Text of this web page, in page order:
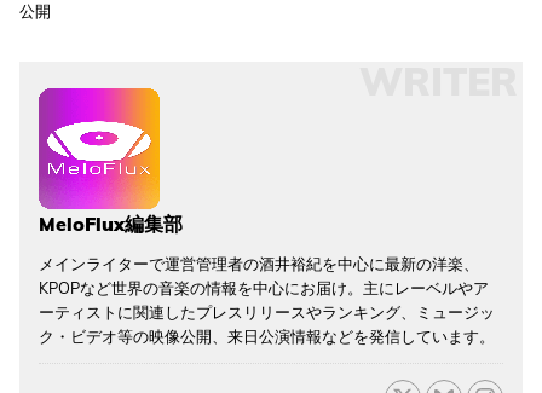
公開
MeloFlux編集部
メインライターで運営管理者の酒井裕紀を中心に最新の洋楽、
KPOPなど世界の音楽の情報を中心にお届け。主にレーベルやア
ーティストに関連したプレスリリースやランキング、ミュージッ
ク・ビデオ等の映像公開、来日公演情報などを発信しています。